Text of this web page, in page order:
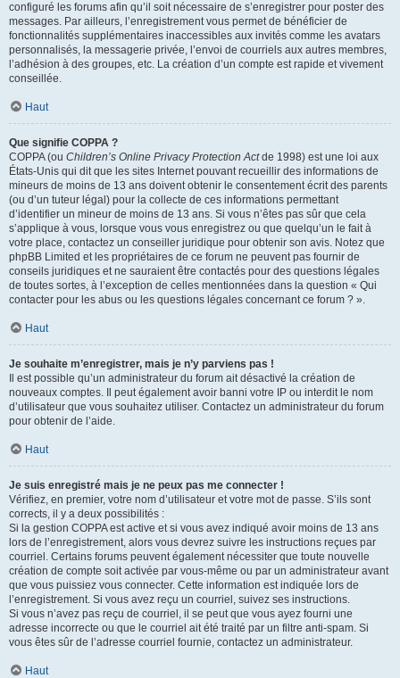
configuré les forums afin qu’il soit nécessaire de s’enregistrer pour poster des
messages. Par ailleurs, l’enregistrement vous permet de bénéficier de
fonctionnalités supplémentaires inaccessibles aux invités comme les avatars
personnalisés, la messagerie privée, l’envoi de courriels aux autres membres,
l’adhésion à des groupes, etc. La création d’un compte est rapide et vivement
conseillée.
Haut
Que signifie COPPA ?
COPPA (ou Children’s Online Privacy Protection Actde 1998) est une loi aux
États-Unis qui dit que les sites Internet pouvant recueillir des informations de
mineurs de moins de 13 ans doivent obtenir le consentement écrit des parents
(ou d’un tuteur légal) pour la collecte de ces informations permettant
d’identifier un mineur de moins de 13 ans. Si vous n’êtes pas sûr que cela
s’applique à vous, lorsque vous vous enregistrez ou que quelqu’un le fait à
votre place, contactez un conseiller juridique pour obtenir son avis. Notez que
phpBB Limited et les propriétaires de ce forum ne peuvent pas fournir de
conseils juridiques et ne sauraient être contactés pour des questions légales
de toutes sortes, à l’exception de celles mentionnées dans la question « Qui
contacter pour les abus ou les questions légales concernant ce forum ? ».
Haut
Je souhaite m’enregistrer, mais je n’y parviens pas !
Il est possible qu’un administrateur du forum ait désactivé la création de
nouveaux comptes. Il peut également avoir banni votre IP ou interdit le nom
d’utilisateur que vous souhaitez utiliser. Contactez un administrateur du forum
pour obtenir de l’aide.
Haut
Je suis enregistré mais je ne peux pas me connecter !
Vérifiez, en premier, votre nom d’utilisateur et votre mot de passe. S’ils sont
corrects, il y a deux possibilités :
Si la gestion COPPA est active et si vous avez indiqué avoir moins de 13 ans
lors de l’enregistrement, alors vous devrez suivre les instructions reçues par
courriel. Certains forums peuvent également nécessiter que toute nouvelle
création de compte soit activée par vous-même ou par un administrateur avant
que vous puissiez vous connecter. Cette information est indiquée lors de
l’enregistrement. Si vous avez reçu un courriel, suivez ses instructions.
Si vous n’avez pas reçu de courriel, il se peut que vous ayez fourni une
adresse incorrecte ou que le courriel ait été traité par un filtre anti-spam. Si
vous êtes sûr de l’adresse courriel fournie, contactez un administrateur.
Haut